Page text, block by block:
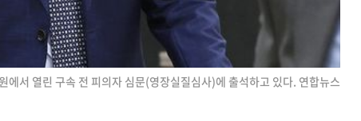
서 열린 구속 전 피의자 심문(영장실질심사)에 출석하고 있다. 연합뉴스